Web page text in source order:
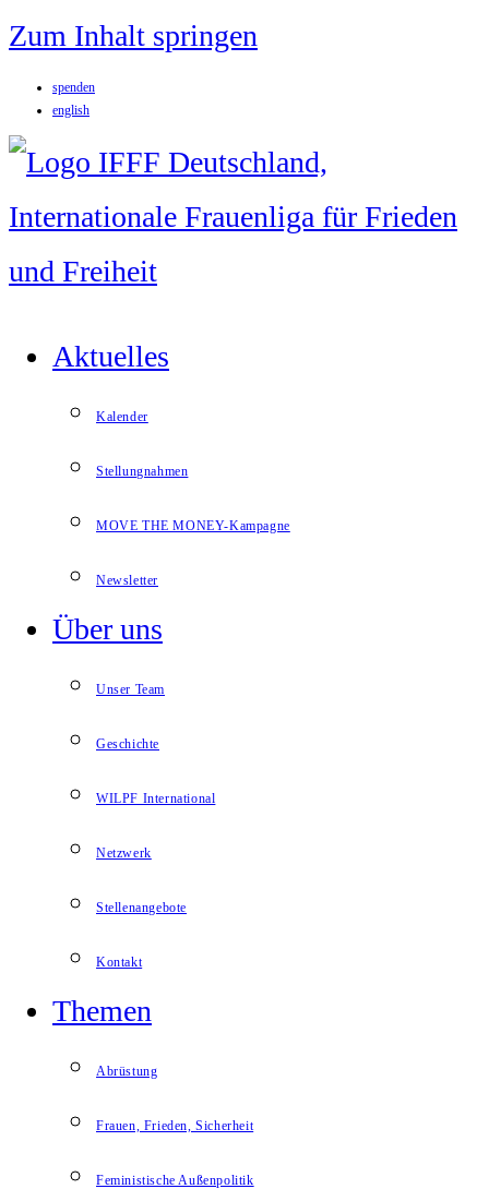
Zum Inhalt springen
spenden
english
Aktuelles
Kalender
Stellungnahmen
MOVE THE MONEY-Kampagne
Newsletter
Über uns
Unser Team
Geschichte
WILPF International
Netzwerk
Stellenangebote
Kontakt
Themen
Abrüstung
Frauen, Frieden, Sicherheit
Feministische Außenpolitik